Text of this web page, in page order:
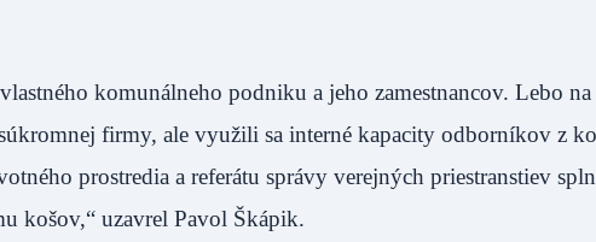
komunálneho podniku a jeho zamestnancov. Lebo na
firmy, ale využili sa interné kapacity odborníkov z
prostredia a referátu správy verejných priestranstiev
košov,“ uzavrel Pavol Škápik.